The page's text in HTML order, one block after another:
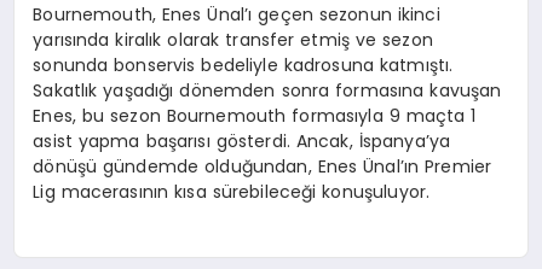
Bournemouth, Enes Ünal’ı geçen sezonun ikinci
yarısında kiralık olarak transfer etmiş ve sezon
sonunda bonservis bedeliyle kadrosuna katmıştı.
Sakatlık yaşadığı dönemden sonra formasına kavuşan
Enes, bu sezon Bournemouth formasıyla 9 maçta 1
asist yapma başarısı gösterdi. Ancak, İspanya’ya
dönüşü gündemde olduğundan, Enes Ünal’ın Premier
Lig macerasının kısa sürebileceği konuşuluyor.